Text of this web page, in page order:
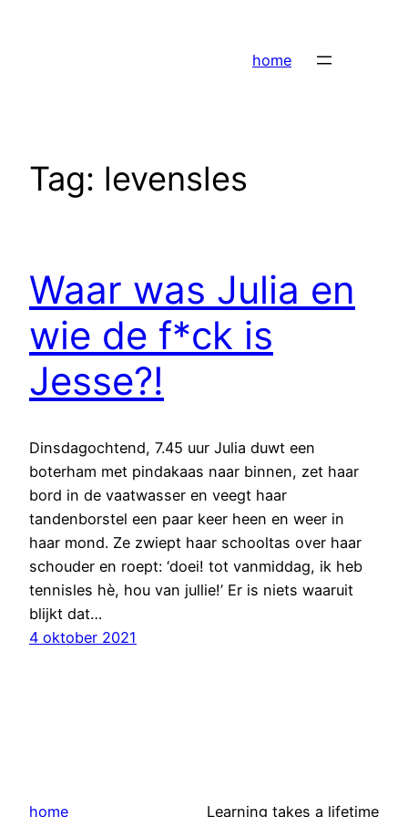
home
Tag: levensles
Waar was Julia en
wie de f*ck is
Jesse?!
Dinsdagochtend, 7.45 uur Julia duwt een
boterham met pindakaas naar binnen, zet haar
bord in de vaatwasser en veegt haar
tandenborstel een paar keer heen en weer in
haar mond. Ze zwiept haar schooltas over haar
schouder en roept: ‘doei! tot vanmiddag, ik heb
tennisles hè, hou van jullie!’ Er is niets waaruit
blijkt dat…
4 oktober 2021
home Learning takes a lifetime